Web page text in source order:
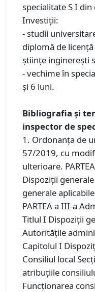
specialitate S I
Investiții:
- studii
diplomă de
ştiinţe inginereşti
- vechime în
și 6 luni.
Bibliografia și
inspector de
1. Ordonanța de
57/2019, cu
ulterioare.
Dispoziţii
generale
PARTEA a III-a
Titlul I Dispoziţii
Autorităţile
Capitolul I
Consiliul local
atribuţiile
Funcţionarea